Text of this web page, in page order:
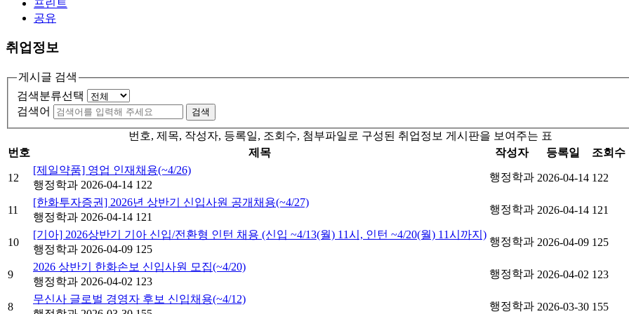
프린트
공유
취업정보
게시글 검색
검색분류선택
검색어
검색
번호, 제목, 작성자, 등록일, 조회수, 첨부파일로 구성된 취업정보 게시판을 보여주는 표
번호
제목 작성자 등록일 조회수
12
[제일약품] 영업 인재채용(~4/26)
행정학과 2026-04-14 122
행정학과 2026-04-14 122
11
[한화투자증권] 2026년 상반기 신입사원 공개채용(~4/27)
행정학과 2026-04-14 121
행정학과 2026-04-14 121
10
[기아] 2026상반기 기아 신입/전환형 인턴 채용 (신입 ~4/13(월) 11시, 인턴 ~4/20(월) 11시까지)
행정학과 2026-04-09 125
행정학과 2026-04-09 125
9
2026 상반기 한화손보 신입사원 모집(~4/20)
행정학과 2026-04-02 123
행정학과 2026-04-02 123
8
무신사 글로벌 경영자 후보 신입채용(~4/12)
행정학과 2026-03-30 155